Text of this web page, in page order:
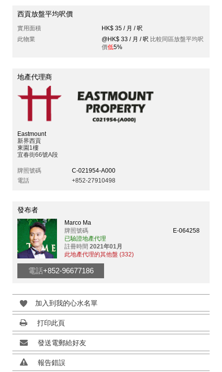
西貢放盤平均呎價
實用面積
HK$ 35 / 月 / 呎
此物業
@HK$ 33 / 月 / 呎 比較同區放盤平均呎
價低5%
地產代理商
Eastmount
新界西貢
東園1樓
宜春街66號A段
牌照號碼
C-021954-A000
電話
+852-27910498
發布者
Marco Ma
牌照號碼
E-064258
已驗證地產代理
註冊時間 2021年01月
此地產代理的其他盤 (332)
電話+852-96677186
加入到我的心水名單
打印此頁
發送電郵給好友
報告錯誤